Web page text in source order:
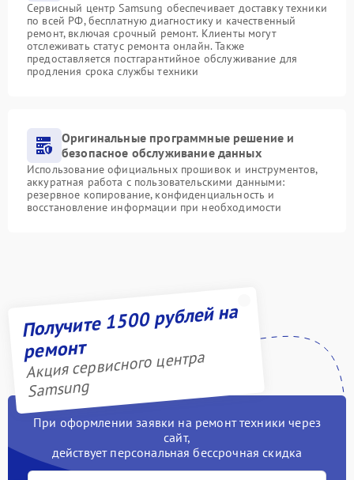
Сервисный центр Samsung обеспечивает доставку техники
по всей РФ, бесплатную диагностику и качественный
ремонт, включая срочный ремонт. Клиенты могут
отслеживать статус ремонта онлайн. Также
предоставляется постгарантийное обслуживание для
продления срока службы техники
Оригинальные программные решение и
безопасное обслуживание данных
Использование официальных прошивок и инструментов,
аккуратная работа с пользовательскими данными:
резервное копирование, конфиденциальность и
восстановление информации при необходимости
Получите 1500 рублей на
ремонт
Акция сервисного центра
Samsung
При оформлении заявки на ремонт техники через
сайт,
действует персональная бессрочная скидка